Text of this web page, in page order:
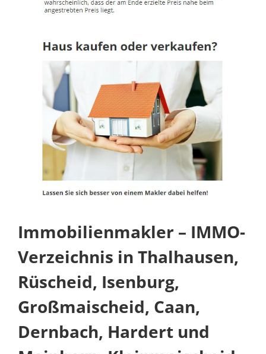
Immobilienmakler – IMMO-
Verzeichnis in Thalhausen,
Rüscheid, Isenburg,
Großmaischeid, Caan,
Dernbach, Hardert und